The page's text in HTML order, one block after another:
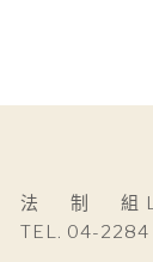
法 制 組
TEL. 04-2284